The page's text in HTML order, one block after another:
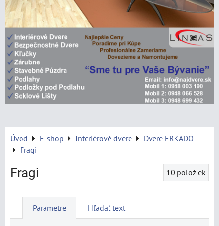
Úvod E-shop Interiérové dvere
Dvere ERKADO
Fragi
Fragi 10 položiek
Parametre Hľadať text